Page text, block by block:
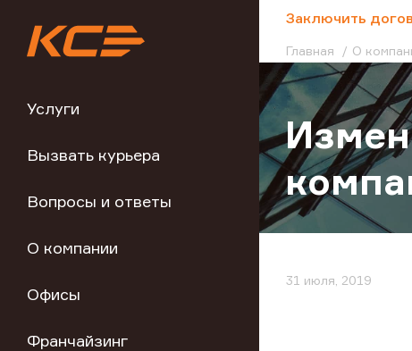
Услуги
Вызвать курьера
Вопросы и ответы
О компании
Офисы
Франчайзинг
Заключить
Главная О
31 июля, 2019